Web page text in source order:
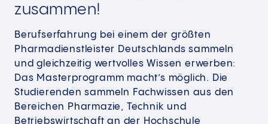
zusammen!
Berufserfahrung bei einem der größten
Pharmadienstleister Deutschlands sammeln
und gleichzeitig wertvolles Wissen erwerben:
Das Masterprogramm macht’s möglich. Die
Studierenden sammeln Fachwissen aus den
Bereichen Pharmazie, Technik und
Betriebswirtschaft an der Hochschule